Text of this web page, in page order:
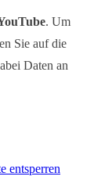
. Um
Sie auf die
Daten an
entsperren